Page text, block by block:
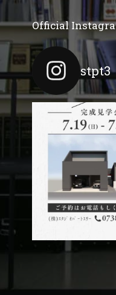
Official
stpt3